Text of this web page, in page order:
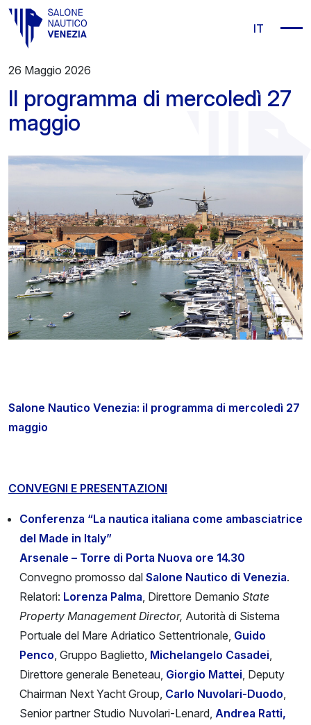
Vai al contenuto principale
IT
26 Maggio 2026
Il programma di mercoledì 27
maggio
Salone Nautico Venezia: il programma di mercoledì 27
maggio
CONVEGNI E PRESENTAZIONI
Conferenza “La nautica italiana come ambasciatrice
del Made in Italy”
Arsenale – Torre di Porta Nuova ore 14.30
Convegno promosso dal Salone Nautico di Venezia.
Relatori: Lorenza Palma, Direttore Demanio State
Property Management Director, Autorità di Sistema
Portuale del Mare Adriatico Settentrionale, Guido
Penco, Gruppo Baglietto, Michelangelo Casadei,
Direttore generale Beneteau, Giorgio Mattei, Deputy
Chairman Next Yacht Group, Carlo Nuvolari-Duodo,
Senior partner Studio Nuvolari-Lenard, Andrea Ratti,